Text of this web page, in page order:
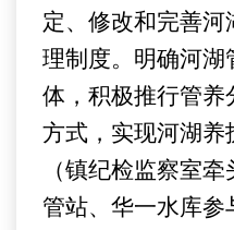
定、修改和完善
理制度。明确河湖
体，积极推行管养
方式，实现河湖养
（镇纪检监察室牵
管站、华一水库参